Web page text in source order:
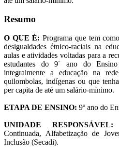
Resumo
O QUE É: Programa que tem
desigualdades étnico-raciais na
aulas e atividades voltadas para a
estudantes do 9˚ ano do
integralmente a educação na
quilombolas, indígenas ou que
per capita de até um salário-mínimo.
ETAPA DE ENSINO: 9º ano do
UNIDADE RESPONSÁVEL:
Continuada, Alfabetização de
Inclusão (Secadi).